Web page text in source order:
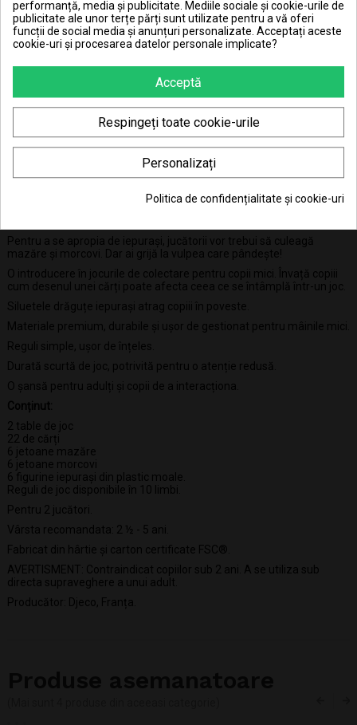
41.34 Lei x 4 rate
DESCRIERE
DETALII ALE PRODUSULUI
Pentru a se apropia de iepurași, jucătorii vor trebui să culeagă
mazăre și morcovi. Dar ai grijă la vulpea care pândește!
O introducere în jocurile de colectare pentru copii mici. Învață copiii
cum desenul unei cărți poate afecta ceea ce se întâmplă într-un joc.
Siluetele drăguțe iepurași atrag copiii în poveste.
Materiale premium, durabile și ușor de gestionat pentru mâinile mici.
Reguli simple, ușor de înțeles.
Durată scurtă de joc, potrivită pentru o atenție redusă.
O șansă pentru adulți și copii de a interacționa.
Conținut:
2 table de joc
22 de cărți
6 jetoane mazăre
6 jetoane morcovi
6 figurine iepurași din plastic moale.
Reguli de joc disponibile în 10 limbi.
Pentru 2 jucători.
Vârsta recomandata: 2 ½ - 5 ani.
Fabricat din hârtie și carton certificate FSC®.
AVERTISMENT: Contraindicat copiilor sub 2 ani. A se utiliza sub
directa supraveghere a unui adult.
Producător: Djeco, Franța.
performanță, media și publicitate. Mediile sociale și cookie-urile de
publicitate ale unor terțe părți sunt utilizate pentru a vă oferi
funcții de social media și anunțuri personalizate. Acceptați aceste
cookie-uri și procesarea datelor personale implicate?
Acceptă
Respingeți toate cookie-urile
Personalizați
Politica de confidențialitate și cookie-uri